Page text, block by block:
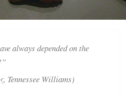
always depended on the
Tennessee Williams)